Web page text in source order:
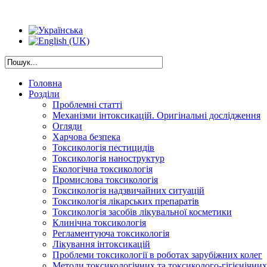
Головна
Розділи
Проблемні статті
Механізми інтоксикацій. Оригінальні дослідження
Огляди
Харчова безпека
Токсикологія пестицидів
Токсикологія наноструктур
Екологічна токсикологія
Промислова токсикологія
Токсикологія надзвичайних ситуацій
Токсикологія лікарських препаратів
Токсикологія засобів лікувальної косметики
Клинічна токсикологія
Регламентуюча токсикологія
Лікування інтоксикацій
Проблеми токсикології в роботах зарубіжних колег